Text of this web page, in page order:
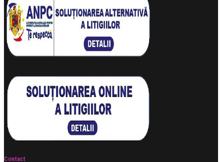
Contact